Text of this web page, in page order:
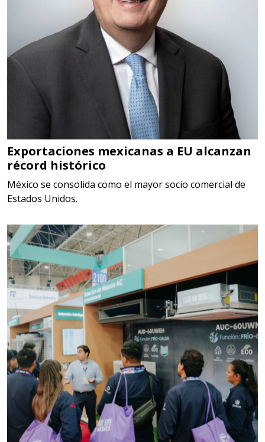
Aplicar al Requerimiento
Empresa en Estado de México
SCRAP
Somos Proveedores de GESTION
DE RESIDUOS Y DESTRUCCION
FISCAL
Aplicar al Requerimiento
Empresa en Jalisco
Requiere:
MATERIALES PARA SELLOS DE
SISTEMAS DE ESCAPE
Especificaciones:
Requisitos: Garantizar composición
química y origen adecuados
(especialmente para grafito) y
contar con sistemas de calidad y
gestión ambiental.
Aplicar al Requerimiento
Exportaciones mexicanas a EU alcanzan
récord histórico
México se consolida como el mayor socio comercial de
Estados Unidos.